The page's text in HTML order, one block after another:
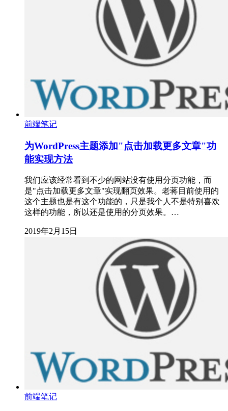
前端笔记
为WordPress主题添加"点击加载更多文章"功
能实现方法
我们应该经常看到不少的网站没有使用分页功能，而
是"点击加载更多文章"实现翻页效果。老蒋目前使用的
这个主题也是有这个功能的，只是我个人不是特别喜欢
这样的功能，所以还是使用的分页效果。…
2019年2月15日
前端笔记